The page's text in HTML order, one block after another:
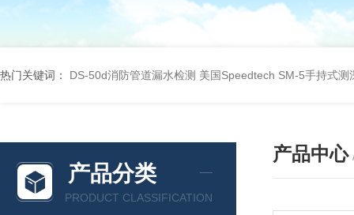
热门关键词： DS-50d消防管道漏水检测 美国Speedtech SM-5手持式测
产品分类
PRODUCT CLASSIFICATION
产品中心